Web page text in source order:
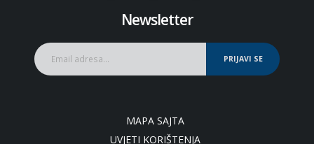
Newsletter
PRIJAVI SE
MAPA SAJTA
UVJETI KORIŠTENJA